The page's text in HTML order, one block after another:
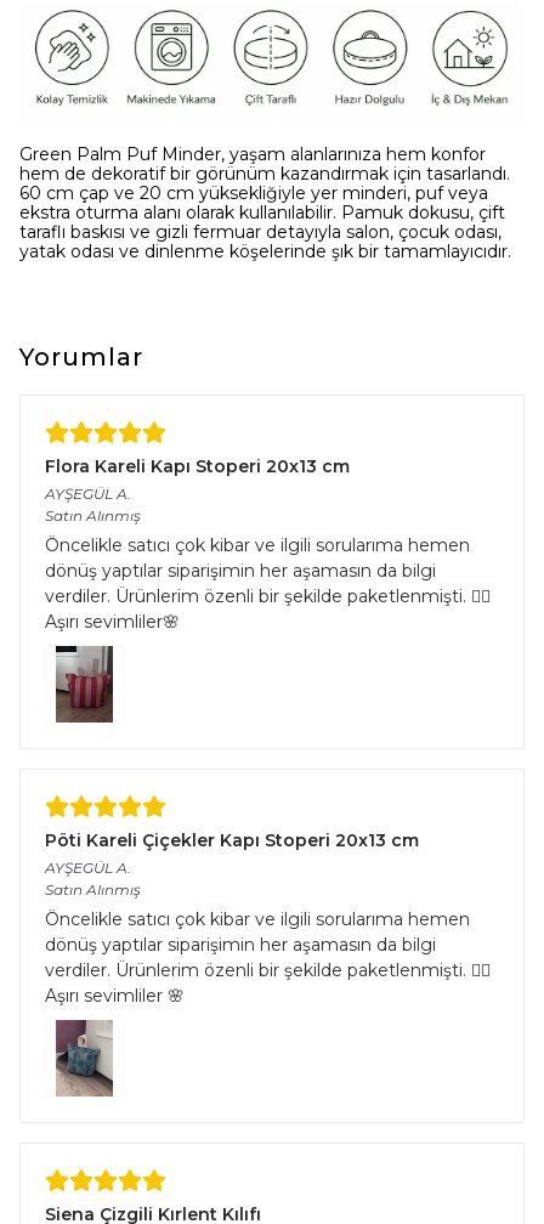
Green Palm Puf Minder, yaşam alanlarınıza hem konfor
hem de dekoratif bir görünüm kazandırmak için tasarlandı.
60 cm çap ve 20 cm yüksekliğiyle yer minderi, puf veya
ekstra oturma alanı olarak kullanılabilir. Pamuk dokusu, çift
taraflı baskısı ve gizli fermuar detayıyla salon, çocuk odası,
yatak odası ve dinlenme köşelerinde şık bir tamamlayıcıdır.
Yorumlar
Flora Kareli Kapı Stoperi 20x13 cm
AYŞEGÜL A.
Satın Alınmış
Öncelikle satıcı çok kibar ve ilgili sorularıma hemen
dönüş yaptılar siparişimin her aşamasın da bilgi
verdiler. Ürünlerim özenli bir şekilde paketlenmişti. 👌🏻
Aşırı sevimliler🌸
Pöti Kareli Çiçekler Kapı Stoperi 20x13 cm
AYŞEGÜL A.
Satın Alınmış
Öncelikle satıcı çok kibar ve ilgili sorularıma hemen
dönüş yaptılar siparişimin her aşamasın da bilgi
verdiler. Ürünlerim özenli bir şekilde paketlenmişti. 👌🏻
Aşırı sevimliler 🌸
Siena Çizgili Kırlent Kılıfı